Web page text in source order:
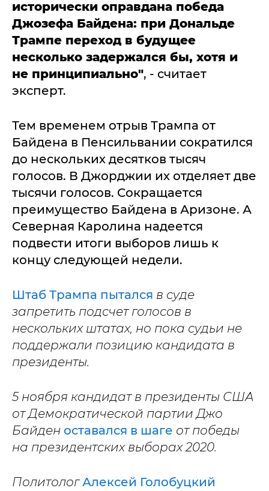
исторически оправдана победа
Джозефа Байдена: при Дональде
Трампе переход в будущее
несколько задержался бы, хотя и
не принципиально", - считает
эксперт.
Тем временем отрыв Трампа от
Байдена в Пенсильвании сократился
до нескольких десятков тысяч
голосов. В Джорджии их отделяет две
тысячи голосов. Сокращается
преимущество Байдена в Аризоне. А
Северная Каролина надеется
подвести итоги выборов лишь к
концу следующей недели.
Штаб Трампа пытался в суде
запретить подсчет голосов в
нескольких штатах, но пока судьи не
поддержали позицию кандидата в
президенты.
5 ноября кандидат в президенты США
от Демократической партии Джо
Байден оставался в шаге от победы
на президентских выборах 2020.
ПолитологАлексей Голобуцкий